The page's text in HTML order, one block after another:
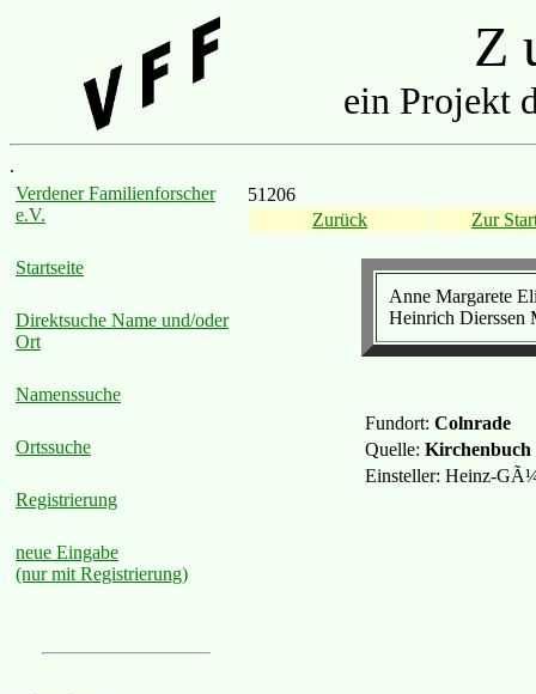
Z
ein Projekt
.
Verdener Familienforscher
e.V.
Startseite
Direktsuche Name und/oder
Ort
Namenssuche
Ortssuche
Registrierung
neue Eingabe
(nur mit Registrierung)
51206
Zurück
Zur
Anne Margarete
Heinrich Dierssen
Fundort: Colnrade
Quelle: Kirchenbuch
Einsteller: Heinz-